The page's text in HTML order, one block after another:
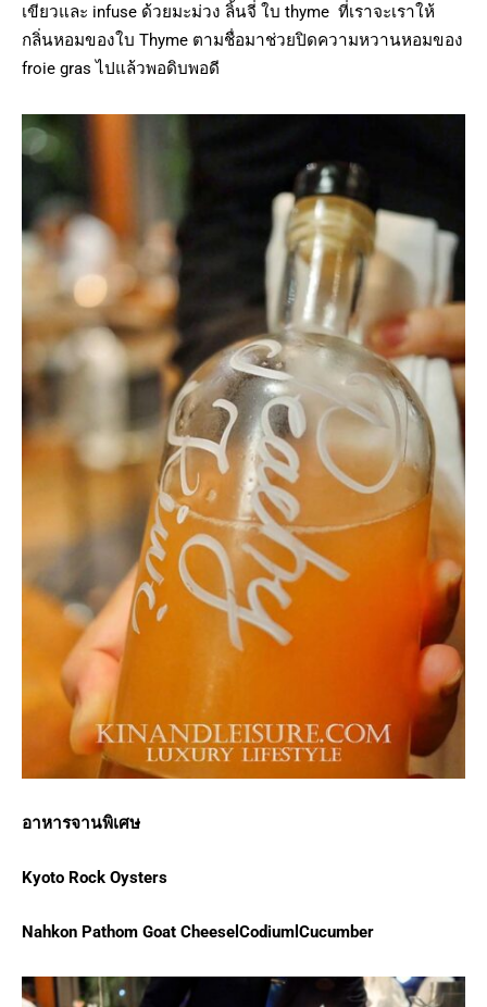
เขียวและ infuse ด้วยมะม่วง ลิ้นจี่ ใบ thyme ที่เราจะเราให้
กลิ่นหอมของใบ Thyme ตามชื่อมาช่วยปิดความหวานหอมของ
froie gras ไปแล้วพอดิบพอดี
อาหารจานพิเศษ
Kyoto Rock Oysters
Nahkon Pathom Goat CheeselCodiumlCucumber